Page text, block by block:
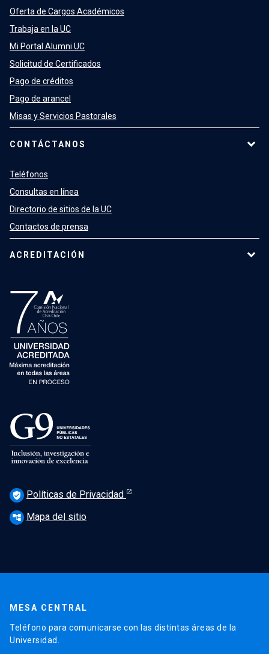
Oferta de Cargos Académicos
Trabaja en la UC
Mi Portal Alumni UC
Solicitud de Certificados
Pago de créditos
Pago de arancel
Misas y Servicios Pastorales
CONTÁCTANOS
Teléfonos
Consultas en línea
Directorio de sitios de la UC
Contactos de prensa
ACREDITACIÓN
verified_user Políticas de Privacidad
account_tree Mapa del sitio
MESA CENTRAL
Teléfono para comunicarse con las distintas áreas de la
Universidad.